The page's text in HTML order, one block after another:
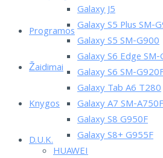
Programos
Žaidimai
Knygos
D.U.K.
Galaxy J5
Galaxy S5 Plus SM-
Galaxy S5 SM-G900
Galaxy S6 Edge
Galaxy S6 SM-
Galaxy Tab A6 T280
Galaxy A7 SM-
Galaxy S8 G950F
Galaxy S8+ G955F
HUAWEI